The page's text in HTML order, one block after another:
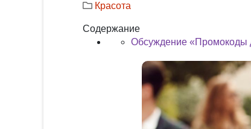
Красота
Содержание
Обсуждение «Промокоды